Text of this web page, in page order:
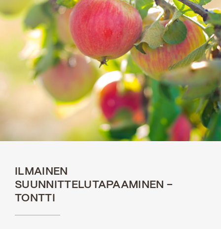
ILMAINEN
SUUNNITTELUTAPAAMINEN –
TONTTI